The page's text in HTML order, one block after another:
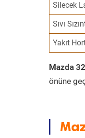
Silecek
Sıvı
Yakıt
Mazda
önüne